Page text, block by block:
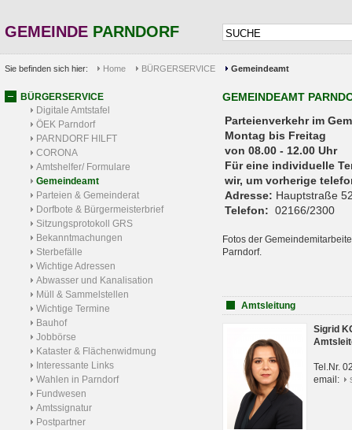
GEMEINDE PARNDORF
Sie befinden sich hier: Home BÜRGERSERVICE Gemeindeamt
BÜRGERSERVICE
Digitale Amtstafel
ÖEK Parndorf
PARNDORF HILFT
CORONA
Amtshelfer/ Formulare
Gemeindeamt
Parteien & Gemeinderat
Dorfbote & Bürgermeisterbrief
Sitzungsprotokoll GRS
Bekanntmachungen
Sterbefälle
Wichtige Adressen
Abwasser und Kanalisation
Müll & Sammelstellen
Wichtige Termine
Bauhof
Jobbörse
Kataster & Flächenwidmung
Interessante Links
Wahlen in Parndorf
Fundwesen
Amtssignatur
Postpartner
GEMEINDEAMT
Parteienverkehr
Montag bis Freitag
von 08.00 - 12.00 Uhr
Für eine individuelle
wir, um vorherige
Adresse: Hauptstraße
Telefon: 02166/2300
Fotos der
Parndorf.
Amtsleitung
Sigrid
Tel.Nr.
email: